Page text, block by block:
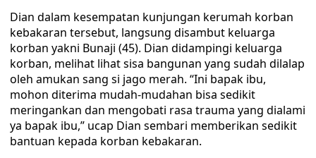
Dian dalam kesempatan kunjungan kerumah korban
kebakaran tersebut, langsung disambut keluarga
korban yakni Bunaji (45). Dian didampingi keluarga
korban, melihat lihat sisa bangunan yang sudah dilalap
oleh amukan sang si jago merah. “Ini bapak ibu,
mohon diterima mudah-mudahan bisa sedikit
meringankan dan mengobati rasa trauma yang dialami
ya bapak ibu,” ucap Dian sembari memberikan sedikit
bantuan kepada korban kebakaran.